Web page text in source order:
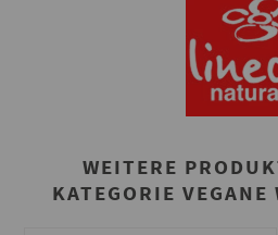
WEITERE
KATEGORIE VEGANE